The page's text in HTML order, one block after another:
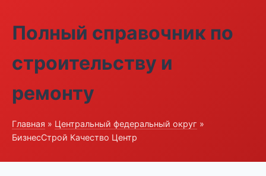
Полный справочник по
строительству и
ремонту
Главная » Центральный федеральный округ »
БизнесСтрой Качество Центр